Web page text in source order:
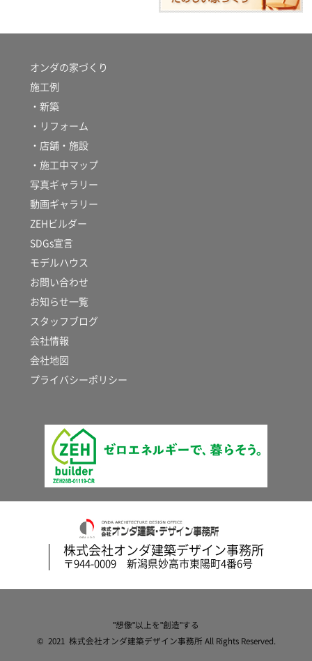
オンダの家づくり
施工例
・新築
・リフォーム
・店舗・施設
・施工中マップ
写真ギャラリー
動画ギャラリー
ZEHビルダー
SDGs宣言
モデルハウス
お問い合わせ
お知らせ一覧
スタッフブログ
会社情報
会社地図
プライバシーポリシー
株式会社オンダ建築デザイン事務所
〒944-0009 新潟県妙高市東陽町4番6号
"想像"以上を"創造"する
© 2021 株式会社オンダ建築デザイン事務所 All Rights Reserved.